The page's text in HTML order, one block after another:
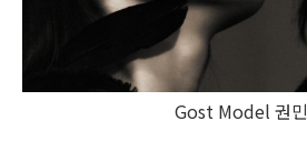
Gost Model 권